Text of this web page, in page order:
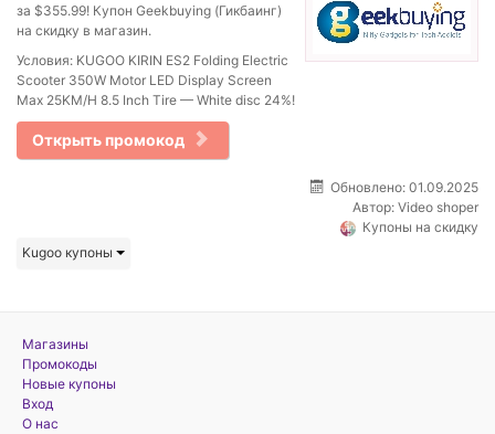
за $355.99! Купон Geekbuying (Гикбаинг)
на скидку в магазин.
Условия: KUGOO KIRIN ES2 Folding Electric
Scooter 350W Motor LED Display Screen
Max 25KM/H 8.5 Inch Tire — White disc 24%!
Открыть промокод
Обновлено: 01.09.2025
Автор: Video shoper
Купоны на скидку
Kugoo купоны
Магазины
Промокоды
Новые купоны
Вход
О нас